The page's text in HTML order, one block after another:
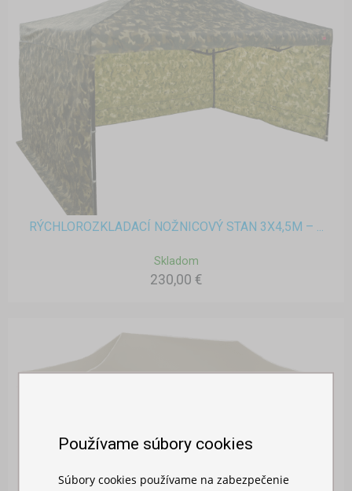
RÝCHLOROZKLADACÍ NOŽNICOVÝ STAN 3X4,5M – ...
Skladom
230,00 €
Používame súbory cookies
Súbory cookies používame na zabezpečenie